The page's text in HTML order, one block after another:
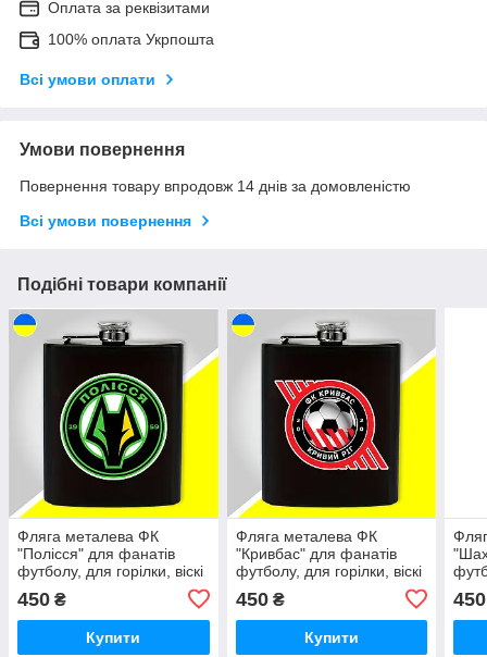
Оплата за реквізитами
100% оплата Укрпошта
Всі умови оплати
Умови повернення
Повернення товару впродовж 14 днів за домовленістю
Всі умови повернення
Подібні товари компанії
Фляга металева ФК
"Полісся" для фанатів
футболу, для горілки, віскі
450 ₴
Купити
Фляга металева ФК
"Кривбас" для фанатів
футболу, для горілки, віскі
450₴
Купити
450